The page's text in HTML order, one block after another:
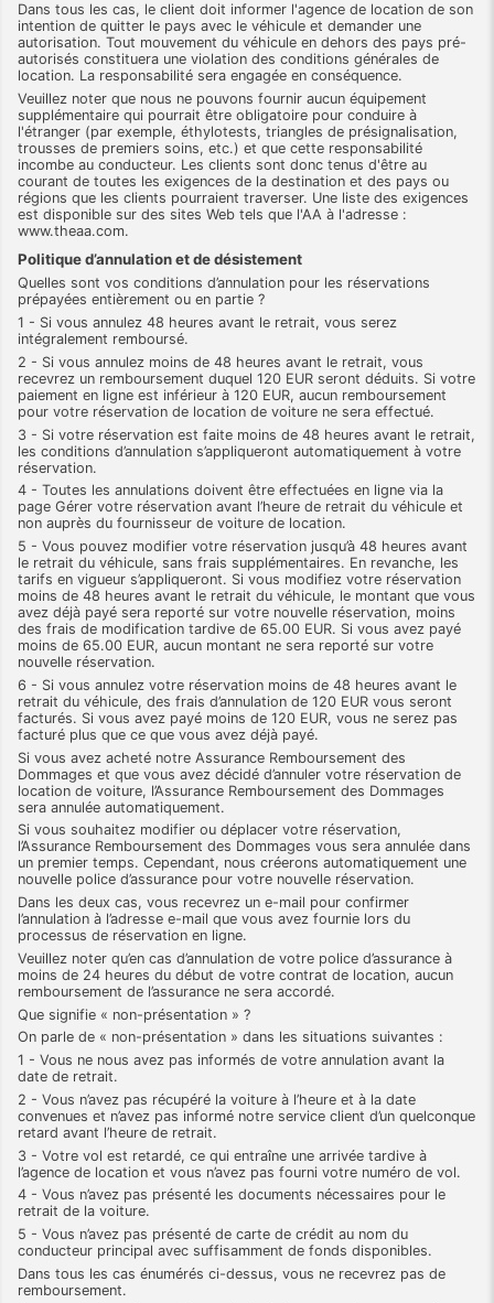
Dans tous les cas, le client doit informer l'agence de location de son
intention de quitter le pays avec le véhicule et demander une
autorisation. Tout mouvement du véhicule en dehors des pays pré-
autorisés constituera une violation des conditions générales de
location. La responsabilité sera engagée en conséquence.
Veuillez noter que nous ne pouvons fournir aucun équipement
supplémentaire qui pourrait être obligatoire pour conduire à
l'étranger (par exemple, éthylotests, triangles de présignalisation,
trousses de premiers soins, etc.) et que cette responsabilité
incombe au conducteur. Les clients sont donc tenus d'être au
courant de toutes les exigences de la destination et des pays ou
régions que les clients pourraient traverser. Une liste des exigences
est disponible sur des sites Web tels que l'AA à l'adresse :
www.theaa.com.
Politique d’annulation et de désistement
Quelles sont vos conditions d’annulation pour les réservations
prépayées entièrement ou en partie ?
1 - Si vous annulez 48 heures avant le retrait, vous serez
intégralement remboursé.
2 - Si vous annulez moins de 48 heures avant le retrait, vous
recevrez un remboursement duquel 120 EUR seront déduits. Si votre
paiement en ligne est inférieur à 120 EUR, aucun remboursement
pour votre réservation de location de voiture ne sera effectué.
3 - Si votre réservation est faite moins de 48 heures avant le retrait,
les conditions d’annulation s’appliqueront automatiquement à votre
réservation.
4 - Toutes les annulations doivent être effectuées en ligne via la
page Gérer votre réservation avant l’heure de retrait du véhicule et
non auprès du fournisseur de voiture de location.
5 - Vous pouvez modifier votre réservation jusqu’à 48 heures avant
le retrait du véhicule, sans frais supplémentaires. En revanche, les
tarifs en vigueur s’appliqueront. Si vous modifiez votre réservation
moins de 48 heures avant le retrait du véhicule, le montant que vous
avez déjà payé sera reporté sur votre nouvelle réservation, moins
des frais de modification tardive de 65.00 EUR. Si vous avez payé
moins de 65.00 EUR, aucun montant ne sera reporté sur votre
nouvelle réservation.
6 - Si vous annulez votre réservation moins de 48 heures avant le
retrait du véhicule, des frais d’annulation de 120 EUR vous seront
facturés. Si vous avez payé moins de 120 EUR, vous ne serez pas
facturé plus que ce que vous avez déjà payé.
Si vous avez acheté notre Assurance Remboursement des
Dommages et que vous avez décidé d’annuler votre réservation de
location de voiture, l’Assurance Remboursement des Dommages
sera annulée automatiquement.
Si vous souhaitez modifier ou déplacer votre réservation,
l’Assurance Remboursement des Dommages vous sera annulée dans
un premier temps. Cependant, nous créerons automatiquement une
nouvelle police d’assurance pour votre nouvelle réservation.
Dans les deux cas, vous recevrez un e-mail pour confirmer
l’annulation à l’adresse e-mail que vous avez fournie lors du
processus de réservation en ligne.
Veuillez noter qu’en cas d’annulation de votre police d’assurance à
moins de 24 heures du début de votre contrat de location, aucun
remboursement de l’assurance ne sera accordé.
Que signifie « non-présentation » ?
On parle de « non-présentation » dans les situations suivantes :
1 - Vous ne nous avez pas informés de votre annulation avant la
date de retrait.
2 - Vous n’avez pas récupéré la voiture à l’heure et à la date
convenues et n’avez pas informé notre service client d’un quelconque
retard avant l’heure de retrait.
3 - Votre vol est retardé, ce qui entraîne une arrivée tardive à
l’agence de location et vous n’avez pas fourni votre numéro de vol.
4 - Vous n’avez pas présenté les documents nécessaires pour le
retrait de la voiture.
5 - Vous n’avez pas présenté de carte de crédit au nom du
conducteur principal avec suffisamment de fonds disponibles.
Dans tous les cas énumérés ci-dessus, vous ne recevrez pas de
remboursement.